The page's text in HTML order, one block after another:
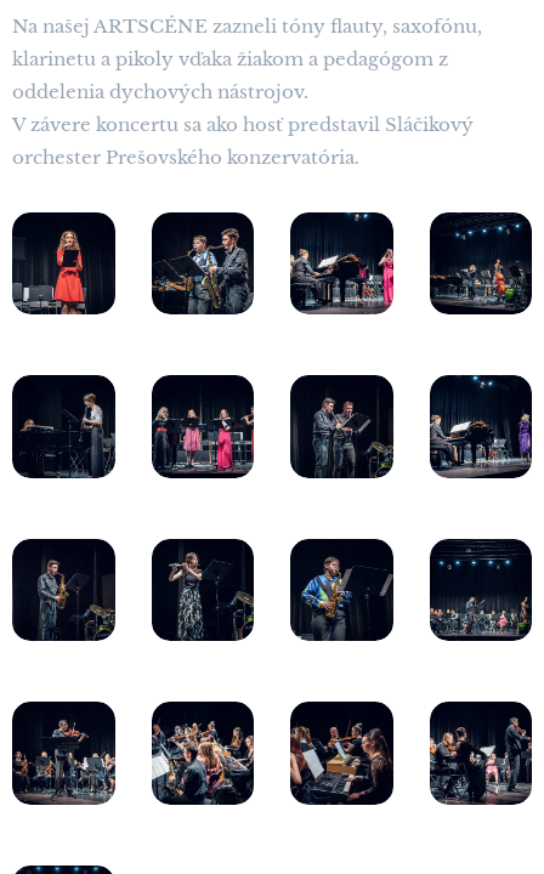
Na našej ARTSCÉNE zazneli tóny flauty, saxofónu,
klarinetu a pikoly vďaka žiakom a pedagógom z
oddelenia dychových nástrojov.
V závere koncertu sa ako hosť predstavil Sláčikový
orchester Prešovského konzervatória.